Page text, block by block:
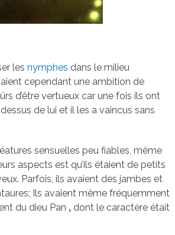
les nymphes dans le milieu
cependant une ambition de
d’être vertueux car une fois ils ont
de lui et il les a vaincus sans
sensuelles peu fiables, même
aspects est qu’ils étaient de petits
Parfois, ils avaient des jambes et
Ils avaient même fréquemment
du dieu Pan , dont le caractère était